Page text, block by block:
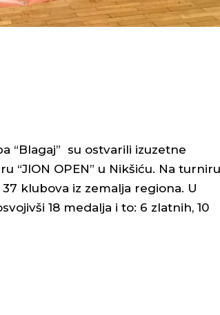
“Blagaj” su ostvarili izuzetne
OPEN” u Nikšiću. Na turniru
klubova iz zemalja regiona. U
18 medalja i to: 6 zlatnih, 10